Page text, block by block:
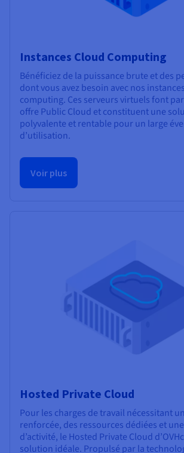
Instances Cloud Computing
Bénéficiez de la puissance brute et des
dont vous avez besoin avec nos
computing. Ces serveurs virtuels font
offre Public Cloud et constituent une
polyvalente et rentable pour un large
d’utilisation.
Voir plus
Hosted Private Cloud
Pour les charges de travail nécessitant
renforcée, des ressources dédiées et
d’activité, le Hosted Private Cloud
solution idéale. Propulsé par la